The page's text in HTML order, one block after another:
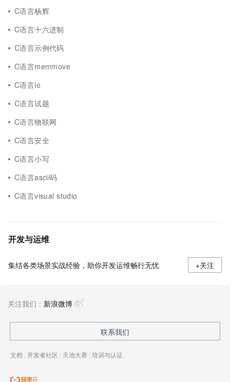
C语言杨辉
C语言十六进制
C语言示例代码
C语言memmove
C语言io
C语言试题
C语言物联网
C语言安全
C语言小写
C语言ascii码
C语言visual studio
开发与运维
集结各类场景实战经验，助你开发运维畅行无忧 +关注
关注我们： 新浪微博
联系我们
文档 | 开发者社区 | 天池大赛 | 培训与认证